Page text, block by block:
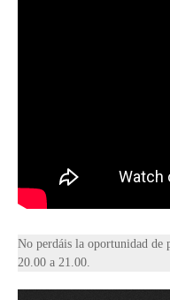
No perdáis la oportunidad de
20.00 a 21.00.